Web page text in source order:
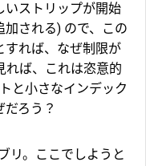
いストリップが開始
される) ので、この
すれば、なぜ制限が
れば、これは恣意的
と小さなインデック
ろう？
リ。ここでしようと